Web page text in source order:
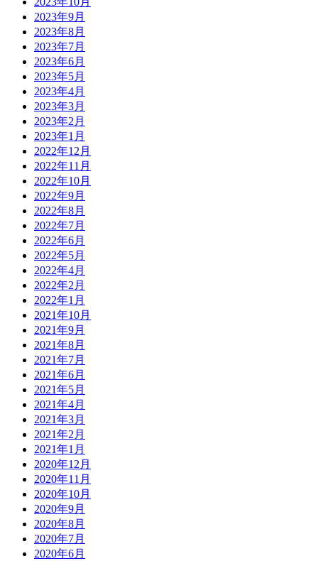
2023年9月
2023年8月
2023年7月
2023年6月
2023年5月
2023年4月
2023年3月
2023年2月
2023年1月
2022年12月
2022年11月
2022年10月
2022年9月
2022年8月
2022年7月
2022年6月
2022年5月
2022年4月
2022年2月
2022年1月
2021年10月
2021年9月
2021年8月
2021年7月
2021年6月
2021年5月
2021年4月
2021年3月
2021年2月
2021年1月
2020年12月
2020年11月
2020年10月
2020年9月
2020年8月
2020年7月
2020年6月